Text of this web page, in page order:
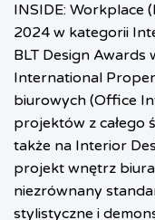
INSIDE: Workplace
2024 w kategorii
BLT Design
International
biurowych (Office
projektów z całego
także na Interior
projekt wnętrz
niezrównany
stylistyczne i